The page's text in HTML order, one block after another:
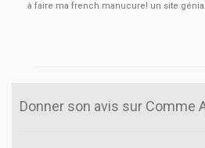
à faire ma french manucure! un site
Donner son avis sur Comme